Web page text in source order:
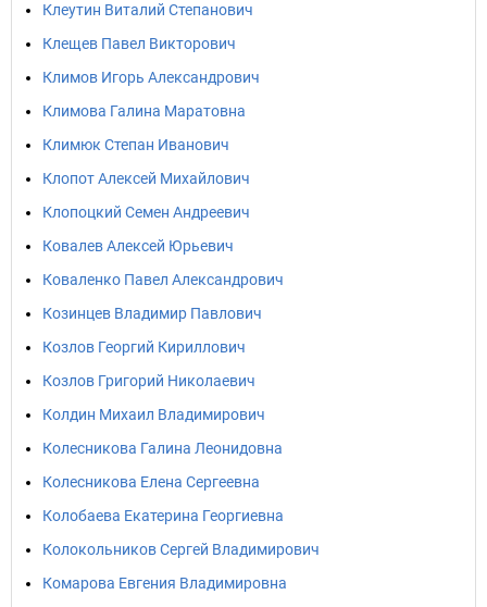
Клеутин Виталий Степанович
Клещев Павел Викторович
Климов Игорь Александрович
Климова Галина Маратовна
Климюк Степан Иванович
Клопот Алексей Михайлович
Клопоцкий Семен Андреевич
Ковалев Алексей Юрьевич
Коваленко Павел Александрович
Козинцев Владимир Павлович
Козлов Георгий Кириллович
Козлов Григорий Николаевич
Колдин Михаил Владимирович
Колесникова Галина Леонидовна
Колесникова Елена Сергеевна
Колобаева Екатерина Георгиевна
Колокольников Сергей Владимирович
Комарова Евгения Владимировна